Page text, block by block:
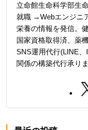
立命館生命科学部生
就職 →Webエンジニ
栄養の情報を発信。
国家資格取得済、薬
SNS運用代行(LINE
関係の構築代行承り